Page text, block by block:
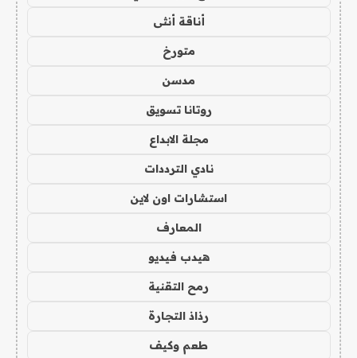
أناقة أنثى
متورخ
مدسن
روتانا تسويق
مجلة الابداع
نادي الترددات
استشارات اون لاين
المعارف
هيدب فيديو
رمح التقنية
رذاذ التجارة
طعم وكيف